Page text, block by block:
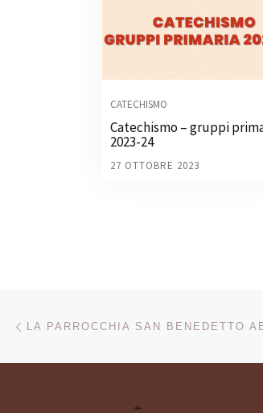
CATECHISMO
Catechismo – gruppi
2023-24
27 OTTOBRE 2023
Navigazione articoli
LA PARROCCHIA SAN BENEDETTO